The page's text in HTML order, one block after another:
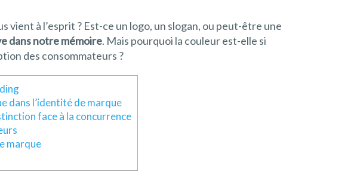
à l’esprit ? Est-ce un logo, un slogan, ou peut-être une
dans notre mémoire. Mais pourquoi la couleur est-elle si
des consommateurs ?
dans l’identité de marque
face à la concurrence
marque